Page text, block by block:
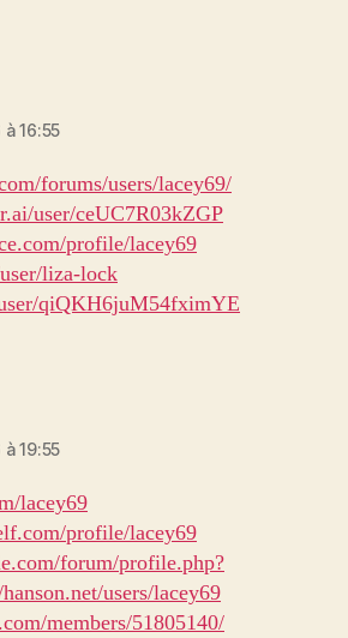
16:55
forums/users/lacey69/
user/ceUC7R03kZGP
profile/lacey69
liza-lock
qiQKH6juM54fximYE
19:55
lacey69
profile/lacey69
forum/profile.php?
users/lacey69
members/51805140/